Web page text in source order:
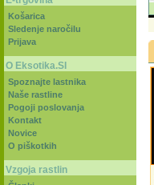
Košarica
Sledenje naročilu
Prijava
O Eksotika.SI
Spoznajte lastnika
Naše rastline
Pogoji poslovanja
Kontakt
Novice
O piškotkih
Vzgoja rastlin